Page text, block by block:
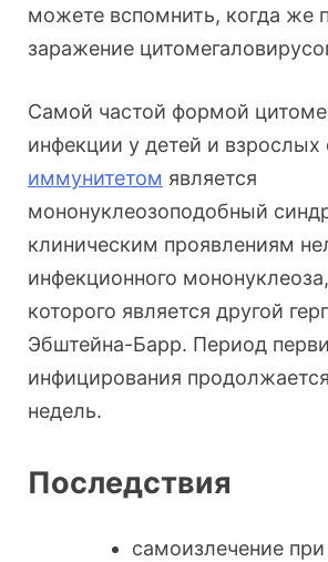
можете вспомнить, когда же
заражение
Самой частой формой
инфекции у детей и взрослых
иммунитетом является
мононуклеозоподобный
клиническим проявлениям
инфекционного
которого является другой
Эбштейна-Барр. Период
инфицирования
недель.
Последствия
самоизлечение